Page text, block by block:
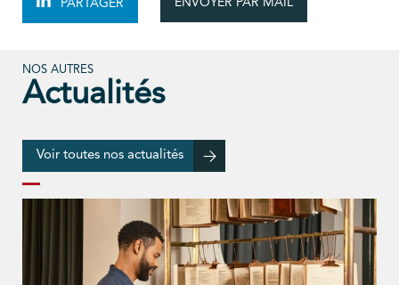
PARTAGER ENVOYER PAR MAIL
NOS AUTRES
Actualités
Voir toutes nos actualités